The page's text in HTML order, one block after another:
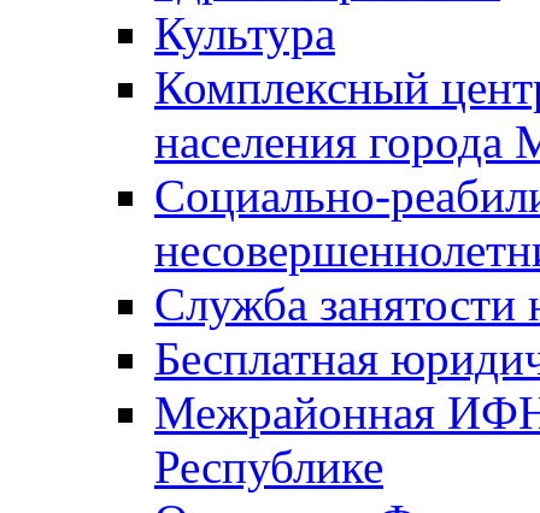
Культура
Комплексный
населения города
Социально-
Служба занятости
Бесплатная
Межрайонная
Республике